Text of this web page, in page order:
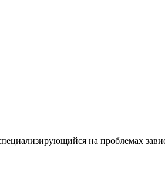
на проблемах